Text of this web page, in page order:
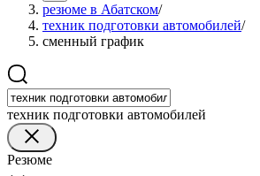
резюме в Абатском/
техник подготовки автомобилей/
сменный график
техник подготовки автомобилей
Резюме